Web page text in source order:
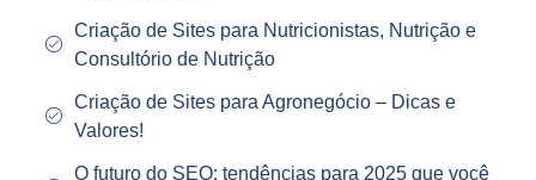
Criação de Sites para Nutricionistas, Nutrição e
Consultório de Nutrição
Criação de Sites para Agronegócio – Dicas e
Valores!
O futuro do SEO: tendências para 2025 que você